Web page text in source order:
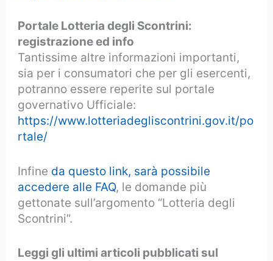
Portale Lotteria degli Scontrini:
registrazione ed info
Tantissime altre informazioni importanti,
sia per i consumatori che per gli esercenti,
potranno essere reperite sul portale
governativo Ufficiale:
https://www.lotteriadegliscontrini.gov.it/po
rtale/
Infine da questo link, sarà possibile
accedere alle FAQ, le domande più
gettonate sull’argomento “Lotteria degli
Scontrini”.
Leggi gli ultimi articoli pubblicati sul